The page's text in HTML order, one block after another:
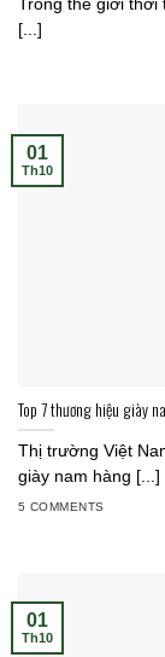
Trong thế giới thời
[...]
Top 7 thương hiệu giày
Thị trường Việt
giày nam hàng [...]
5 COMMENTS
01
Th10
01
Th10